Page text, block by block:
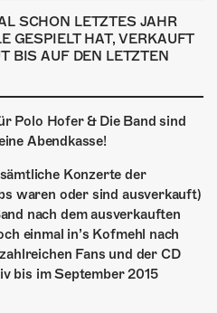
SCHON LETZTES JAHR
GESPIELT HAT, VERKAUFT
BIS AUF DEN LETZTEN
Polo Hofer & Die Band sind
Abendkasse!
Konzerte der
waren oder sind ausverkauft)
nach dem ausverkauften
einmal in’s Kofmehl nach
Fans und der CD
bis im September 2015